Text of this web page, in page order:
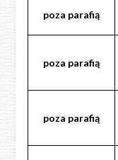
poza parafią
poza parafią
poza parafią